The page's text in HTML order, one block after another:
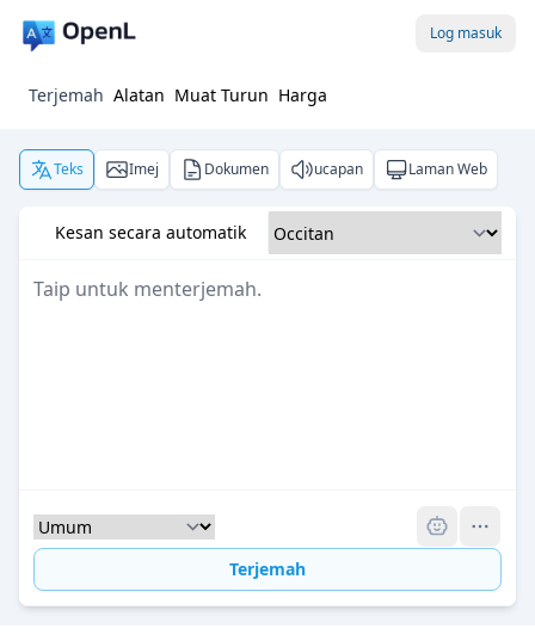
Log masuk
Terjemah Alatan Muat Turun Harga
Teks Imej Dokumen ucapan Laman Web
Kesan secara automatik
Terjemah